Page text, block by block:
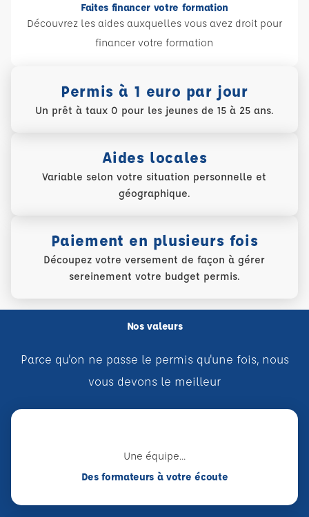
Faites financer votre formation
Découvrez les aides auxquelles vous avez droit pour
financer votre formation
Permis à 1 euro par jour
Un prêt à taux 0 pour les jeunes de 15 à 25 ans.
Aides locales
Variable selon votre situation personnelle et
géographique.
Paiement en plusieurs fois
Découpez votre versement de façon à gérer
sereinement votre budget permis.
Nos valeurs
Parce qu'on ne passe le permis qu'une fois, nous
vous devons le meilleur
Une équipe...
Des formateurs à votre écoute